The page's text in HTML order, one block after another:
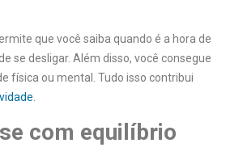
que você saiba quando é a hora de
se desligar. Além disso, você consegue
física ou mental. Tudo isso contribui
.
com equilíbrio